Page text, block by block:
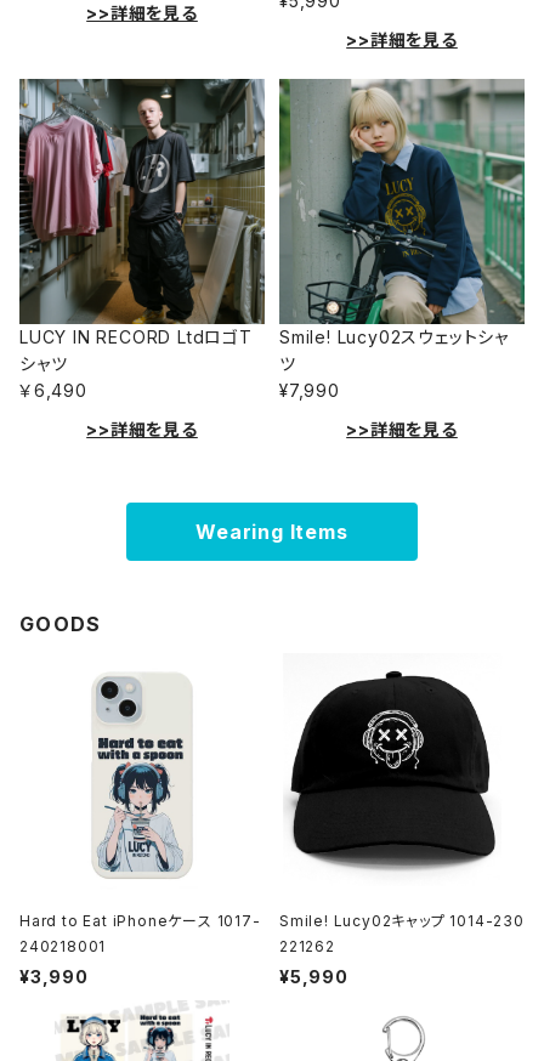
>>詳細を見る
>>詳細を見る
LUCY IN RECORD LtdロゴT
シャツ
￥6,490
>>詳細を見る
Smile! Lucy02スウェットシャ
ツ
¥7,990
>>詳細を見る
Wearing Items
GOODS
Hard to Eat iPhoneケース 1017-
240218001
¥3,990
Smile! Lucy02キャップ 1014-230
221262
¥5,990